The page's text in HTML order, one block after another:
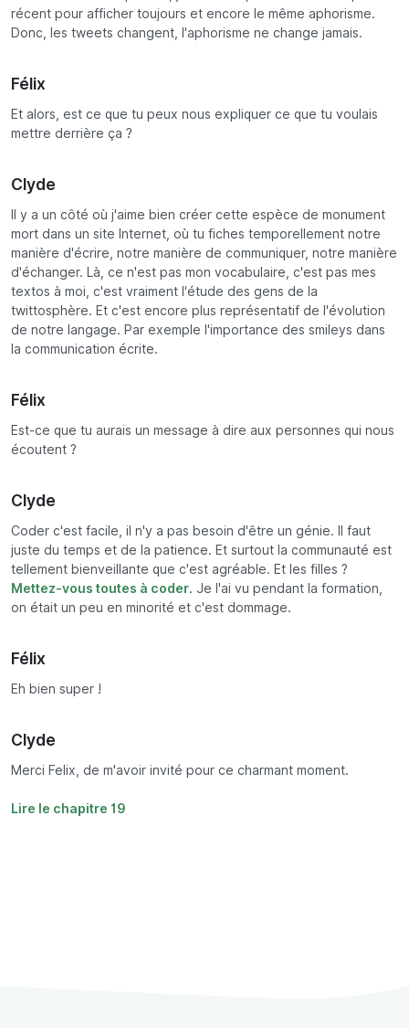
récent pour afficher toujours et encore le même aphorisme.
Donc, les tweets changent, l'aphorisme ne change jamais.
Félix
Et alors, est ce que tu peux nous expliquer ce que tu voulais
mettre derrière ça ?
Clyde
Il y a un côté où j'aime bien créer cette espèce de monument
mort dans un site Internet, où tu fiches temporellement notre
manière d'écrire, notre manière de communiquer, notre manière
d'échanger. Là, ce n'est pas mon vocabulaire, c'est pas mes
textos à moi, c'est vraiment l'étude des gens de la
twittosphère. Et c'est encore plus représentatif de l'évolution
de notre langage. Par exemple l'importance des smileys dans
la communication écrite.
Félix
Est-ce que tu aurais un message à dire aux personnes qui nous
écoutent ?
Clyde
Coder c'est facile, il n'y a pas besoin d'être un génie. Il faut
juste du temps et de la patience. Et surtout la communauté est
tellement bienveillante que c'est agréable. Et les filles ?
Mettez-vous toutes à coder. Je l'ai vu pendant la formation,
on était un peu en minorité et c'est dommage.
Félix
Eh bien super !
Clyde
Merci Felix, de m'avoir invité pour ce charmant moment.
Lire le chapitre 19